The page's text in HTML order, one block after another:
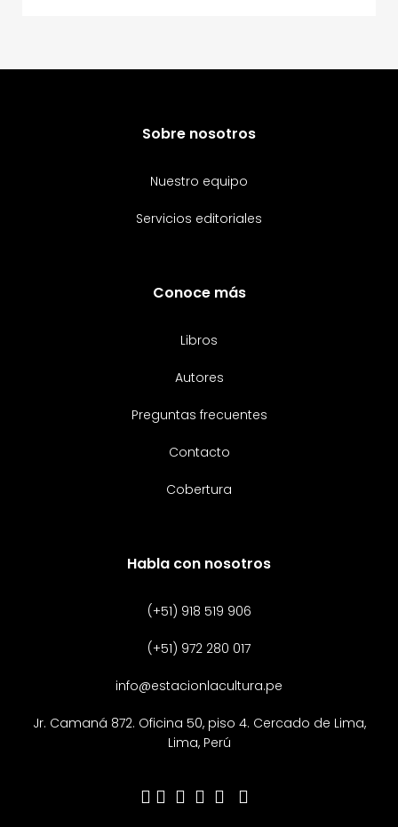
Sobre nosotros
Nuestro equipo
Servicios editoriales
Conoce más
Libros
Autores
Preguntas frecuentes
Contacto
Cobertura
Habla con nosotros
(+51) 918 519 906
(+51) 972 280 017
info@estacionlacultura.pe
Jr. Camaná 872. Oficina 50, piso 4. Cercado de Lima,
Lima, Perú